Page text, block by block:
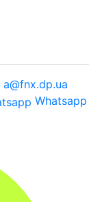
a@fnx.dp.ua
Whatsapp